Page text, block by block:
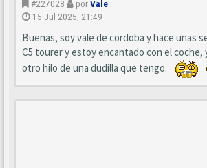
#227028 porVale
15 Jul 2025, 21:49
Buenas, soy vale de cordoba y hace unas
C5 tourer y estoy encantado con el coche,
otro hilo de una dudilla que tengo.